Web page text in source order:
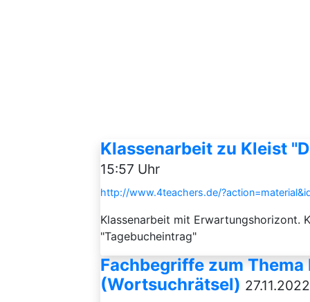
Klassenarbeit zu Kleist
15:57 Uhr
http://www.4teachers.de/
Klassenarbeit mit Erwartungshorizont.
"Tagebucheintrag"
Fachbegriffe zum Thema
(Wortsuchrätsel)